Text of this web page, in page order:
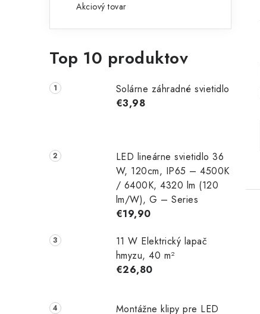
Akciový tovar
Top 10 produktov
Solárne záhradné svietidlo
€3,98
LED lineárne svietidlo 36
W, 120cm, IP65 – 4500K
/ 6400K, 4320 lm (120
lm/W), G – Series
€19,90
11 W Elektrický lapač
hmyzu, 40 m²
€26,80
Montážne klipy pre LED